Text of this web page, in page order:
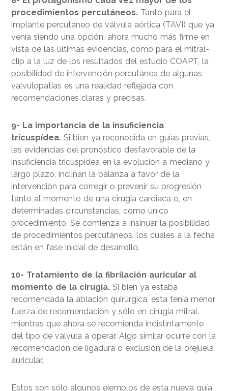
procedimientos percutáneos. Tanto para el
implante percutáneo de válvula aórtica (TAVI) que ya
venía siendo una opción, ahora mucho más firme en
vista de las últimas evidencias, como para el mitral-
clip a la luz de los resultados del estudio COAPT, la
posibilidad de intervención percutánea de algunas
valvulopatías es una realidad reflejada con
recomendaciones claras y precisas.
9- La importancia de la insuficiencia
tricuspídea. Si bien ya reconocida en guías previas,
las evidencias del pronóstico desfavorable de la
insuficiencia tricuspídea en la evolución a mediano y
largo plazo, inclinan la balanza a favor de la
intervención para corregir o prevenir su progresión
tanto al momento de una cirugía cardiaca o, en
determinadas circunstancias, como único
procedimiento. Se comienza a insinuar la posibilidad
de procedimientos percutáneos, los cuales a la fecha
están en fase inicial de desarrollo.
10- Tratamiento de la fibrilación auricular al
momento de la cirugía. Si bien ya estaba
recomendada la ablación quirúrgica, esta tenía menor
fuerza de recomendación y sólo en cirugía mitral,
mientras que ahora se recomienda indistintamente
del tipo de válvula a operar. Algo similar ocurre con la
recomendación de ligadura o exclusión de la orejuela
auricular.
Estos son sólo algunos ejemplos de esta nueva guía,